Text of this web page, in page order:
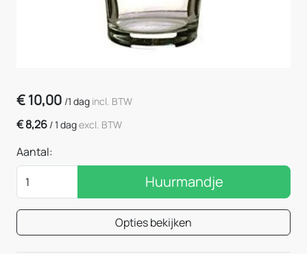
€10,00 /1 dag incl. BTW
€8,26 /1 dagexcl. BTW
Aantal:
Huurmandje
Opties bekijken